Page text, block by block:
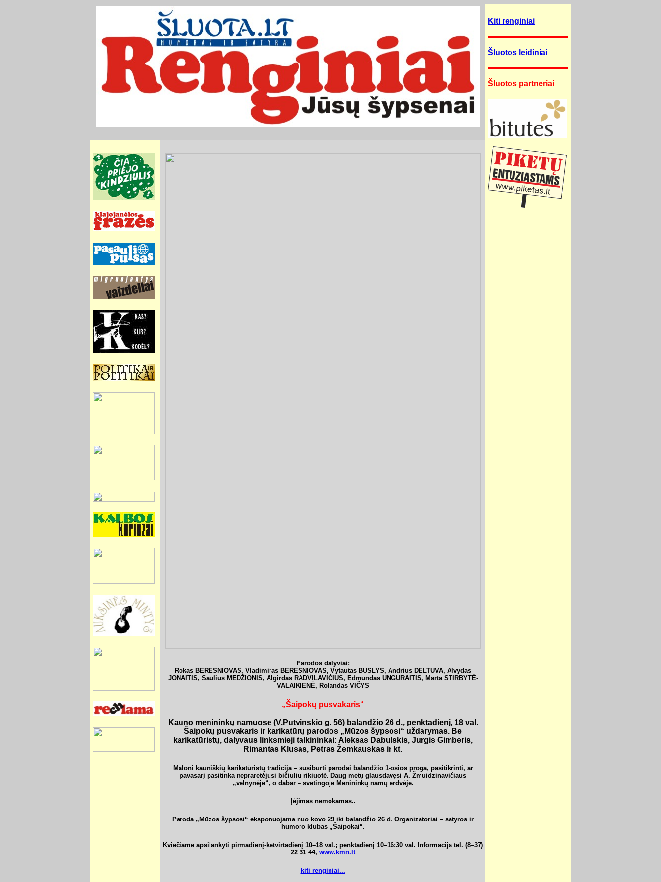
Kiti renginiai
Šluotos leidiniai
Šluotos partneriai
Parodos dalyviai:
Rokas BERESNIOVAS, Vladimiras BERESNIOVAS, Vytautas BUSLYS, Andrius DELTUVA, Alvydas
JONAITIS, Saulius MEDŽIONIS, Algirdas RADVILAVIČIUS, Edmundas UNGURAITIS, Marta STIRBYTĖ-
VALAIKIENĖ, Rolandas VIČYS
„Šaipokų pusvakaris“
Kauno menininkų namuose (V.Putvinskio g. 56) balandžio 26 d., penktadienį, 18 val.
Šaipokų pusvakaris ir karikatūrų parodos „Mūzos šypsosi“ uždarymas. Be
karikatūristų, dalyvaus linksmieji talkininkai: Aleksas Dabulskis, Jurgis Gimberis,
Rimantas Klusas, Petras Žemkauskas ir kt.
Maloni kauniškių karikatūristų tradicija – susiburti parodai balandžio 1-osios proga, pasitikrinti, ar
pavasarį pasitinka nepraretėjusi bičiulių rikiuotė. Daug metų glausdavęsi A. Žmuidzinavičiaus
„velnynėje“, o dabar – svetingoje Menininkų namų erdvėje.
Įėjimas nemokamas..
Paroda „Mūzos šypsosi“ eksponuojama nuo kovo 29 iki balandžio 26 d. Organizatoriai – satyros ir
humoro klubas „Šaipokai“.
Kviečiame apsilankyti pirmadienį-ketvirtadienį 10–18 val.; penktadienį 10–16:30 val. Informacija tel. (8–37)
22 31 44, www.kmn.lt
kiti renginiai...